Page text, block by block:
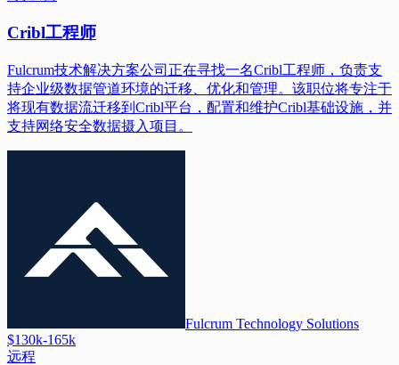
Cribl工程师
Fulcrum技术解决方案公司正在寻找一名Cribl工程师，负责支
持企业级数据管道环境的迁移、优化和管理。该职位将专注于
将现有数据流迁移到Cribl平台，配置和维护Cribl基础设施，并
支持网络安全数据摄入项目。
Fulcrum Technology Solutions
$130k-165k
远程